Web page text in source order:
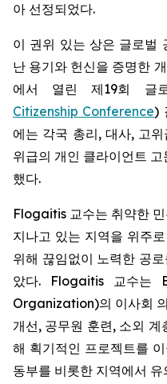
아 선정되었다.
이 권위 있는 상은 글로벌
난 용기와 헌신을 증명한
에서 열린 제19회 글
Citizenship Conference)
에는 각국 총리, 대사, 고
위급의 개인 클라이언트
했다.
Flogaitis 교수는 취약한
지나고 있는 지역을 위주
위해 끊임없이 노력한 공
았다. Flogaitis 교수는
Organization)의 이사회
개선, 공무원 훈련, 소외
해 획기적인 프로젝트를
동부를 비롯한 지역에서